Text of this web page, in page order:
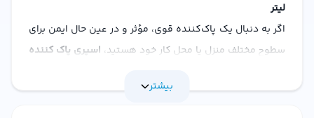
لیتر
اگر به دنبال یک پاک‌کننده قوی، مؤثر و در عین حال ایمن برای
سطوح مختلف منزل یا محل کار خود هستید، اسپری پاک کننده
است. این محصول با فرمولاسیون پیشرفته و دوستدار محیط
بیشتر